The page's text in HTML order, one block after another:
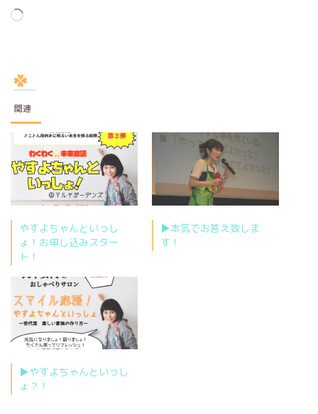
読
中…
関連
やすよちゃんといっし
ょ！お申し込みスター
ト！
▶︎本気でお答え致しま
す！
▶︎やすよちゃんといっし
ょ？！